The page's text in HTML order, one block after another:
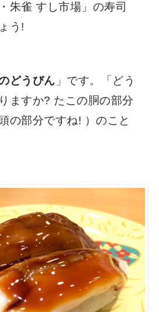
朱雀 すし市場」の寿司
う!
どうびん 」です。「どう
ますか? たこの胴の部分
の部分ですね! ）のこと